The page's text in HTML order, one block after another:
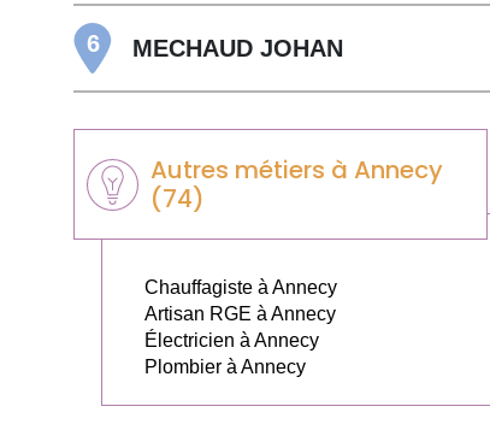
6 MECHAUD JOHAN
Autres métiers à Annecy
(74)
Chauffagiste à Annecy
Artisan RGE à Annecy
Électricien à Annecy
Plombier à Annecy